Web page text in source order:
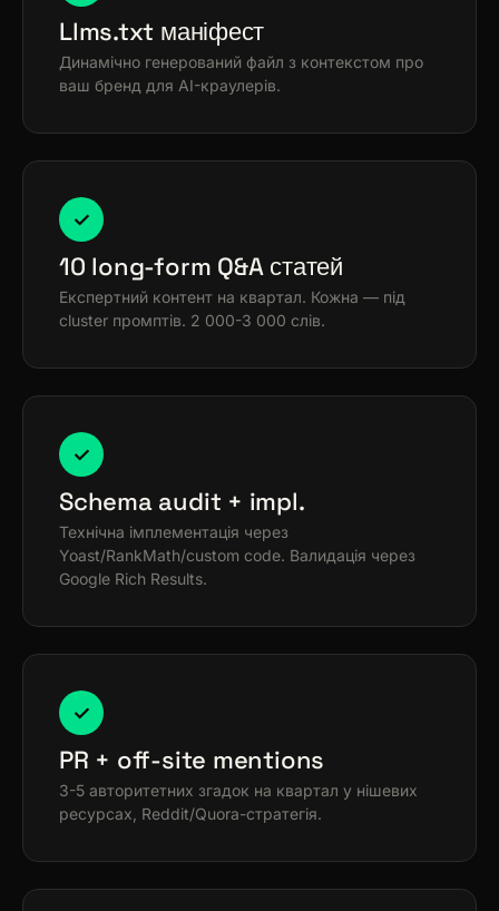
Llms.txt маніфест
Динамічно генерований файл з контекстом про
ваш бренд для AI-краулерів.
✓
10 long-form Q&A статей
Експертний контент на квартал. Кожна — під
cluster промптів. 2 000-3 000 слів.
✓
Schema audit + impl.
Технічна імплементація через
Yoast/RankMath/custom code. Валидація через
Google Rich Results.
✓
PR + off-site mentions
3-5 авторитетних згадок на квартал у нішевих
ресурсах, Reddit/Quora-стратегія.